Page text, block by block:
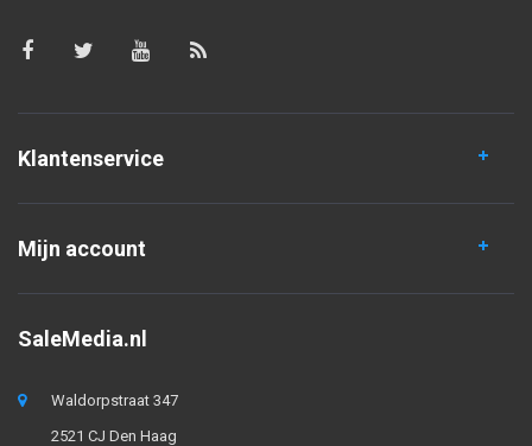
Klantenservice
Mijn account
SaleMedia.nl
Waldorpstraat 347
2521 CJ Den Haag